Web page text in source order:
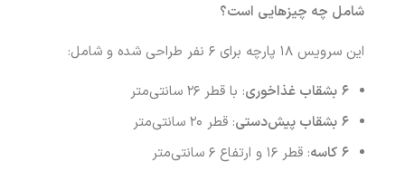
شامل چه چیزهایی است؟
این سرویس ۱۸ پارچه برای ۶ نفر طراحی شده و شامل:
۶ بشقاب غذاخوری: با قطر ۲۶ سانتی‌متر
۶ بشقاب پیش‌دستی: قطر ۲۰ سانتی‌متر
۶ کاسه: قطر ۱۶ و ارتفاع ۶ سانتی‌متر